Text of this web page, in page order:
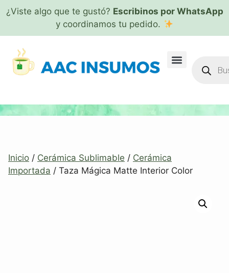
¿Viste algo que te gustó? Escribinos por WhatsApp
y coordinamos tu pedido.
Inicio / Cerámica Sublimable / Cerámica
Importada / Taza Mágica Matte Interior Color